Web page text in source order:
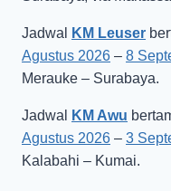
Jadwal KM Leuser
Agustus 2026 – 8
Merauke – Surabaya.
Jadwal KM Awu
Agustus 2026 – 3
Kalabahi – Kumai.